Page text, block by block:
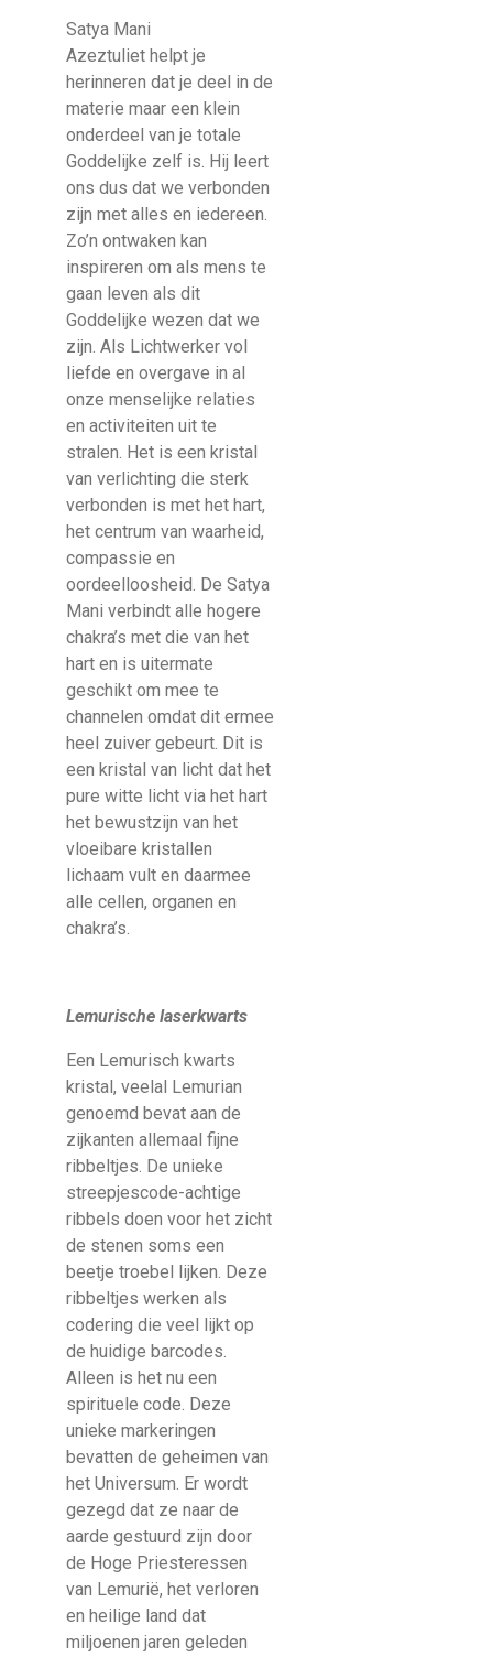
Satya Mani
Azeztuliet helpt je
herinneren dat je deel in de
materie maar een klein
onderdeel van je totale
Goddelijke zelf is. Hij leert
ons dus dat we verbonden
zijn met alles en iedereen.
Zo’n ontwaken kan
inspireren om als mens te
gaan leven als dit
Goddelijke wezen dat we
zijn. Als Lichtwerker vol
liefde en overgave in al
onze menselijke relaties
en activiteiten uit te
stralen. Het is een kristal
van verlichting die sterk
verbonden is met het hart,
het centrum van waarheid,
compassie en
oordeelloosheid. De Satya
Mani verbindt alle hogere
chakra’s met die van het
hart en is uitermate
geschikt om mee te
channelen omdat dit ermee
heel zuiver gebeurt. Dit is
een kristal van licht dat het
pure witte licht via het hart
het bewustzijn van het
vloeibare kristallen
lichaam vult en daarmee
alle cellen, organen en
chakra’s.
Lemurische laserkwarts
Een Lemurisch kwarts
kristal, veelal Lemurian
genoemd bevat aan de
zijkanten allemaal fijne
ribbeltjes. De unieke
streepjescode-achtige
ribbels doen voor het zicht
de stenen soms een
beetje troebel lijken. Deze
ribbeltjes werken als
codering die veel lijkt op
de huidige barcodes.
Alleen is het nu een
spirituele code. Deze
unieke markeringen
bevatten de geheimen van
het Universum. Er wordt
gezegd dat ze naar de
aarde gestuurd zijn door
de Hoge Priesteressen
van Lemurië, het verloren
en heilige land dat
miljoenen jaren geleden